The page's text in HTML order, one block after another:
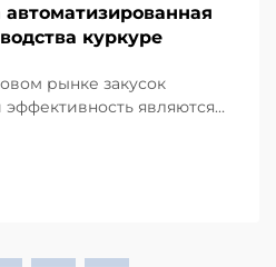
куркуре
рынке закусок
эффективность являются
кукурузных